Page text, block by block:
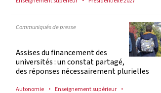
Communiqués de presse
Assises du financement des
universités : un constat partagé,
des réponses nécessairement plurielles
Autonomie
Enseignement supérieur